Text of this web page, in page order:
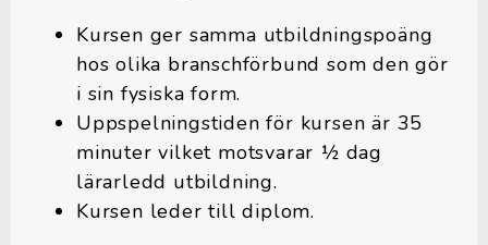
Kursen ger samma utbildningspoäng
hos olika branschförbund som den gör
i sin fysiska form.
Uppspelningstiden för kursen är 35
minuter vilket motsvarar ½ dag
lärarledd utbildning.
Kursen leder till diplom.